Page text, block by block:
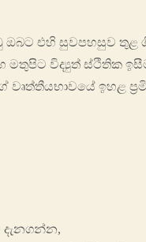
ඔබට එහි සුවපහසුව තුළ
මතුපිට විද්‍යුත් ස්ථිතික
ඉහළ
දැනගන්න,